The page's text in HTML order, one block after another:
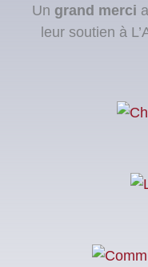
Un grand merci
leur soutien à